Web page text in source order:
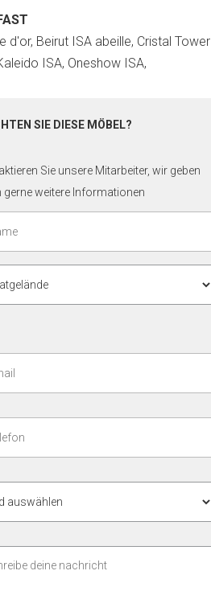
d'or, Beirut ISA abeille, Cristal Tower
ISA, Oneshow ISA,
SIE DIESE MÖBEL?
Sie unsere Mitarbeiter, wir geben
gerne weitere Informationen